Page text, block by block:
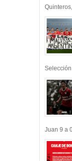
Juan 9 a